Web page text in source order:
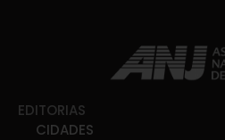
EDITORIAS
CIDADES